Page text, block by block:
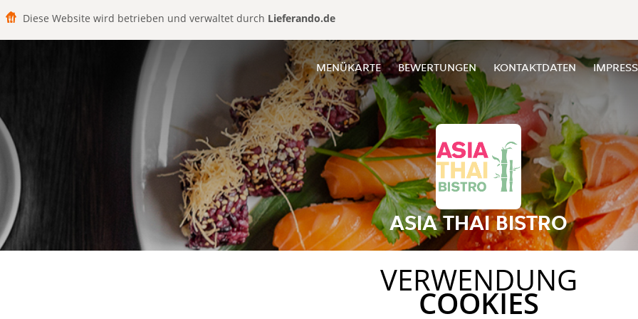
Diese Website wird betrieben und verwaltet durch Lieferando.de
MENÜKARTE BEWERTUNGEN KONTAKTDATEN
ASIA THAI BISTRO
VERWENDUNG
COOKIES